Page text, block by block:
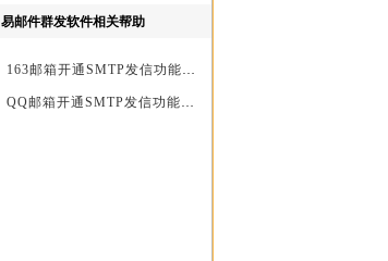
易邮件群发软件相关帮助
163邮箱开通SMTP发信功能方法
QQ邮箱开通SMTP发信功能方法